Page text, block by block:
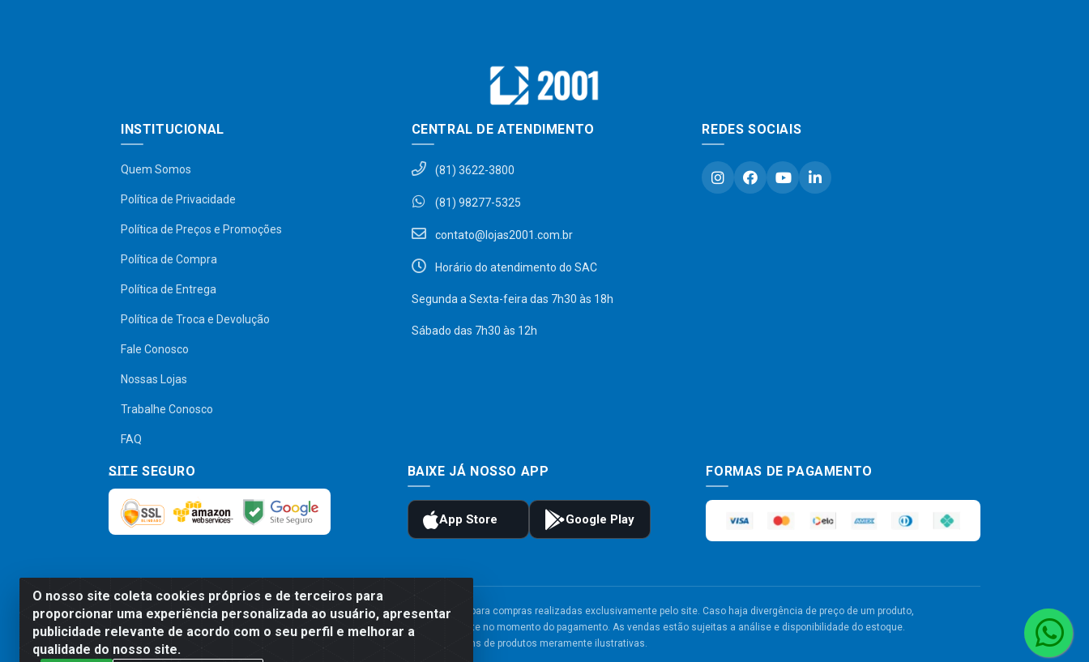
O nosso site coleta cookies próprios e de terceiros para
proporcionar uma experiência personalizada ao usuário, apresentar
publicidade relevante de acordo com o seu perfil e melhorar a
qualidade do nosso site.
INSTITUCIONAL
Quem Somos
Política de Privacidade
Política de Preços e Promoções
Política de Compra
Política de Entrega
Política de Troca e Devolução
Fale Conosco
Nossas Lojas
Trabalhe Conosco
FAQ
CENTRAL DE ATENDIMENTO
(81) 3622-3800
(81) 98277-5325
contato@lojas2001.com.br
Horário do atendimento do SAC
Segunda a Sexta-feira das 7h30 às 18h
Sábado das 7h30 às 12h
REDES SOCIAIS
SITE SEGURO BAIXE JÁ NOSSO APP FORMAS DE PAGAMENTO
Preços, promoções, condições de pagamento e frete são válidos para compras realizadas exclusivamente pelo site. Caso haja divergência de preço de um produto,
será válido o preço que for exibido no carrinho de compras do site no momento do pagamento. As vendas estão sujeitas a análise e disponibilidade do estoque.
Imagens de produtos meramente ilustrativas.